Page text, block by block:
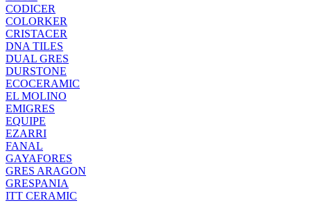
CODICER
COLORKER
CRISTACER
DNA TILES
DUAL GRES
DURSTONE
ECOCERAMIC
EL MOLINO
EMIGRES
EQUIPE
EZARRI
FANAL
GAYAFORES
GRES ARAGON
GRESPANIA
ITT CERAMIC